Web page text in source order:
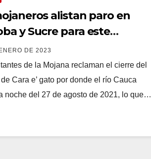
alistan paro en
y Sucre para este
DE 2023
de la Mojana reclaman el cierre del
Cara e’ gato por donde el río Cauca
noche del 27 de agosto de 2021, lo que…